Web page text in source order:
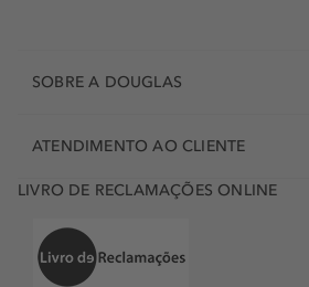
SOBRE A DOUGLAS
ATENDIMENTO AO CLIENTE
LIVRO DE RECLAMAÇÕES ONLINE